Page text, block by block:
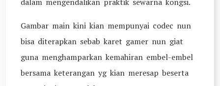
Gambar main kini kian mempunyai codec nun
bisa diterapkan sebab karet gamer nun giat
guna menghamparkan kemahiran embel-embel
bersama keterangan yg kian meresap beserta